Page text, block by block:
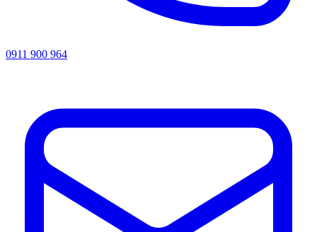
0911 900 964